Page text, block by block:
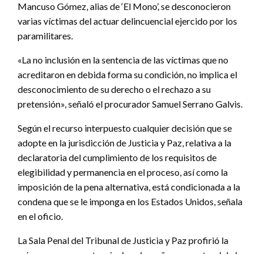
Mancuso Gómez, alias de ‘El Mono’, se desconocieron
varias víctimas del actuar delincuencial ejercido por los
paramilitares.
«La no inclusión en la sentencia de las víctimas que no
acreditaron en debida forma su condición, no implica el
desconocimiento de su derecho o el rechazo a su
pretensión», señaló el procurador Samuel Serrano Galvis.
Según el recurso interpuesto cualquier decisión que se
adopte en la jurisdicción de Justicia y Paz, relativa a la
declaratoria del cumplimiento de los requisitos de
elegibilidad y permanencia en el proceso, así como la
imposición de la pena alternativa, está condicionada a la
condena que se le imponga en los Estados Unidos, señala
en el oficio.
La Sala Penal del Tribunal de Justicia y Paz profirió la